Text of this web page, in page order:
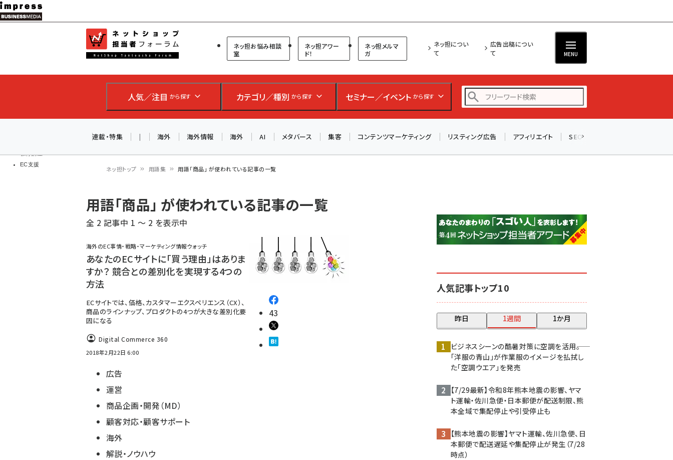
メ
イ
ン
ツ
移
教育講座
EC支援
ネットショップ担当者フォーラム
ネッ担お悩み相談
室
ネッ担アワー
ド！
ネッ担メルマ
ガ
ネッ担につい
て
広告出稿につい
て
MENU
人気／注目 から探す カテゴリ／種別 から探す セミナー／イベント から探す
アスクル (1115)
base (1070)
連載・特集 | 海外 海外情報 海外 AI メタバース 集客 コンテンツマーケティング リスティング広告 アフィリエイト SEO
ン
く
ず
ネッ担トップ 用語集 用語「商品」 が使われている記事の一覧
用語「商品」 が使われている記事の一覧
全 2 記事中 1 ～ 2 を表示中
海外のEC事情・戦略・マーケティング情報ウォッチ
あなたのECサイトに「買う理由」はありま
すか？ 競合との差別化を実現する4つの
方法
ECサイトでは、価格、カスタマーエクスペリエンス（CX）、
商品のラインナップ、プロダクトの4つが大きな差別化要
因になる
Digital Commerce 360
2018年2月22日 6:00
43
広告
運営
商品企画・開発（MD）
顧客対応・顧客サポート
海外
解説・ノウハウ
人気記事トップ10
昨日 1週間 1か月
ビジネスシーンの酷暑対策に空調を活用――。
「洋服の青山」が作業服のイメージを払拭し
た「空調ウエア」を発売
【7/29最新】令和8年熊本地震の影響、ヤマ
ト運輸・佐川急便・日本郵便が配送制限、熊
本全域で集配停止や引受停止も
【熊本地震の影響】ヤマト運輸、佐川急便、日
本郵便で配送遅延や集配停止が発生（7/28
時点）